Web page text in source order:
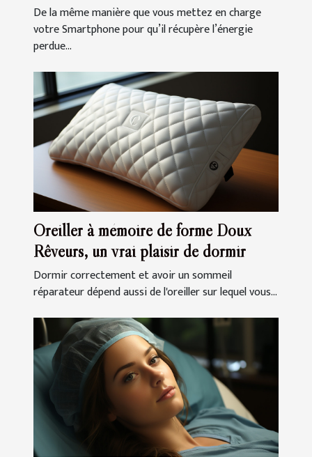
De la même manière que vous mettez en charge
votre Smartphone pour qu’il récupère l’énergie
perdue...
Oreiller à mémoire de forme Doux
Rêveurs, un vrai plaisir de dormir
Dormir correctement et avoir un sommeil
réparateur dépend aussi de l'oreiller sur lequel vous...